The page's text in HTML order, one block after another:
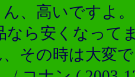
、高いですよ
なら安くなって
その時は大変